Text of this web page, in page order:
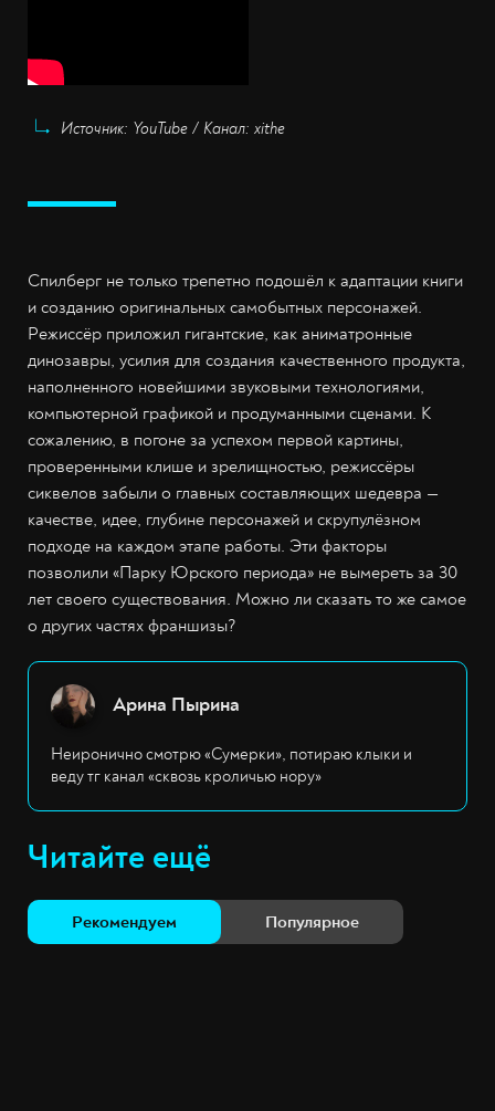
Источник: YouTube / Канал: xithe
Спилберг не только трепетно подошёл к адаптации книги
и созданию оригинальных самобытных персонажей.
Режиссёр приложил гигантские, как аниматронные
динозавры, усилия для создания качественного продукта,
наполненного новейшими звуковыми технологиями,
компьютерной графикой и продуманными сценами. К
сожалению, в погоне за успехом первой картины,
проверенными клише и зрелищностью, режиссёры
сиквелов забыли о главных составляющих шедевра —
качестве, идее, глубине персонажей и скрупулёзном
подходе на каждом этапе работы. Эти факторы
позволили «Парку Юрского периода» не вымереть за 30
лет своего существования. Можно ли сказать то же самое
о других частях франшизы?
Арина Пырина
Неиронично смотрю «Сумерки», потираю клыки и
веду тг канал «сквозь кроличью нору»
Читайте ещё
Рекомендуем Популярное